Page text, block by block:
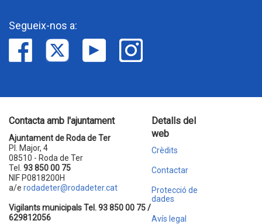
Segueix-nos a:
Contacta amb l'ajuntament
Ajuntament de Roda de Ter
Pl. Major, 4
08510 - Roda de Ter
Tel. 93 850 00 75
NIF P0818200H
a/e rodadeter@rodadeter.cat
Vigilants municipals Tel. 93 850 00 75 /
629812056
Detalls del
web
Crèdits
Contactar
Protecció de
dades
Avís legal